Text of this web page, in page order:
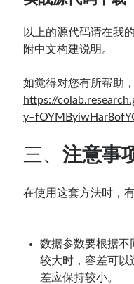
以上的源代码请在我
附中文构建说明。
如觉得对您有所帮助
https://
三、注意事
在使用这套方法时，
数据参数要根据不
较大时，容差可以
差应保持较小。